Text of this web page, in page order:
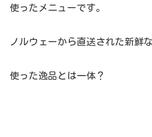
使ったメニューです。
ノルウェーから直送された新鮮
使った逸品とは一体？